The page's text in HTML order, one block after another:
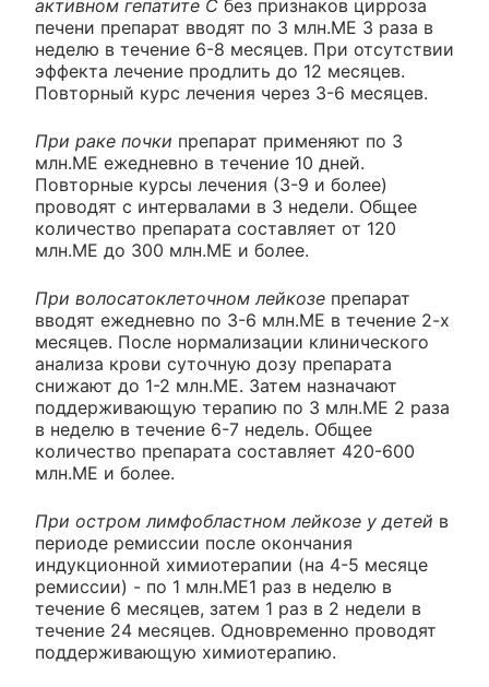
активном гепатите С без признаков цирроза
печени препарат вводят по 3 млн.ME 3 раза в
неделю в течение 6-8 месяцев. При отсутствии
эффекта лечение продлить до 12 месяцев.
Повторный курс лечения через 3-6 месяцев.
При раке почки препарат применяют по 3
млн.ME ежедневно в течение 10 дней.
Повторные курсы лечения (3-9 и более)
проводят с интервалами в 3 недели. Общее
количество препарата составляет от 120
млн.ME до 300 млн.ME и более.
При волосатоклеточном лейкозе препарат
вводят ежедневно по 3-6 млн.ME в течение 2-х
месяцев. После нормализации клинического
анализа крови суточную дозу препарата
снижают до 1-2 млн.ME. Затем назначают
поддерживающую терапию по 3 млн.ME 2 раза
в неделю в течение 6-7 недель. Общее
количество препарата составляет 420-600
млн.ME и более.
При остром лимфобластном лейкозе у детей в
периоде ремиссии после окончания
индукционной химиотерапии (на 4-5 месяце
ремиссии) - по 1 млн.ME1 раз в неделю в
течение 6 месяцев, затем 1 раз в 2 недели в
течение 24 месяцев. Одновременно проводят
поддерживающую химиотерапию.